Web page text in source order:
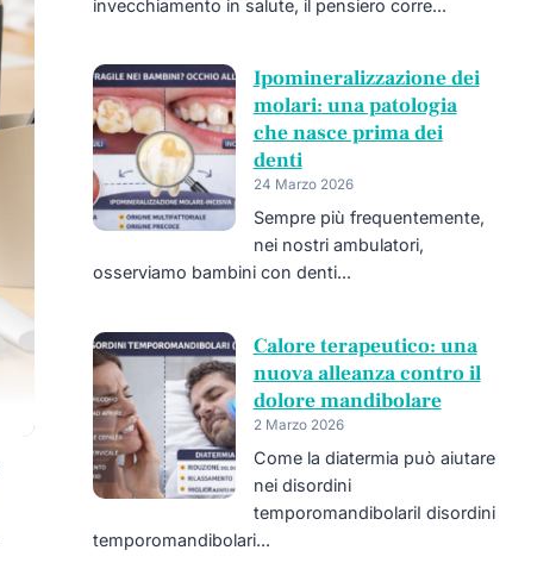
invecchiamento in salute, il pensiero corre...
Ipomineralizzazione dei
molari: una patologia
che nasce prima dei
denti
24 Marzo 2026
Sempre più frequentemente,
nei nostri ambulatori,
osserviamo bambini con denti...
Calore terapeutico: una
nuova alleanza contro il
dolore mandibolare
2 Marzo 2026
Come la diatermia può aiutare
nei disordini
temporomandibolariI disordini
temporomandibolari...